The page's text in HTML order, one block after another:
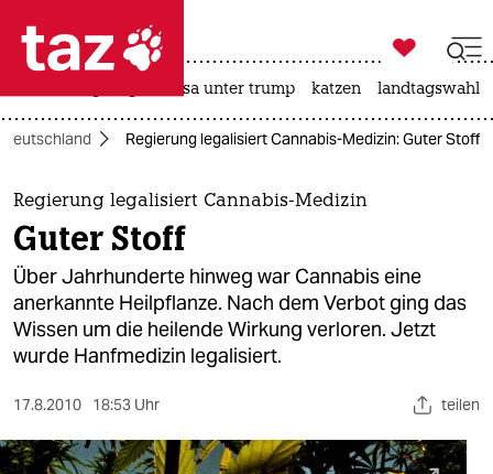
 taz zahl ich
taz zahl ich
themen
politik
öko
gesellschaft
kultur
sport

taz zahl ich
usa unter trump katzen landtagswahl
Deutschland Regierung legalisiert Cannabis-Medizin: Guter Stoff
Regierung legalisiert Cannabis-Medizin
Guter Stoff
Über Jahrhunderte hinweg war Cannabis eine
anerkannte Heilpflanze. Nach dem Verbot ging das
Wissen um die heilende Wirkung verloren. Jetzt
wurde Hanfmedizin legalisiert.
17.8.2010 18:53 Uhr teilen